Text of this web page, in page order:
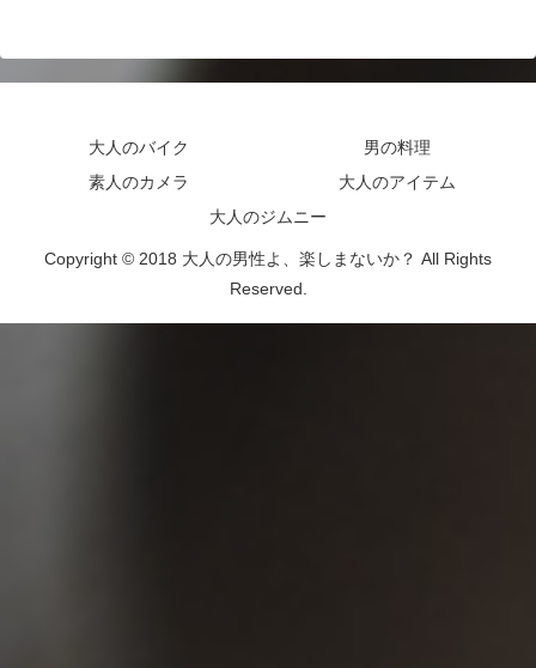
大人のバイク
男の料理
素人のカメラ
大人のアイテム
大人のジムニー
Copyright © 2018 大人の男性よ、楽しまないか？ All Rights
Reserved.